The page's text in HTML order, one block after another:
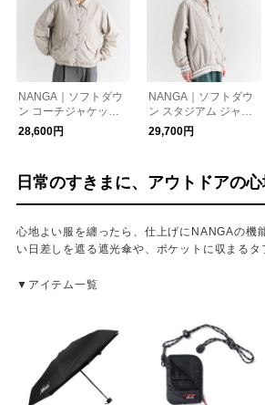
NANGA｜ソフトダウ
ン コーチジャケット
SOFT DOWN COACH
JKT W
28,600円
NANGA｜ソフトダウ
ン スタジアム ジャケ
ット SOFT DOWN ST
ADIUM JKT W
29,700円
日常のすきまに、アウトドアの
心地よい服を纏ったら、仕上げにNANGAの機
い日差しを遮る遮光傘や、ポケットに収まるタ
▼アイテム一覧